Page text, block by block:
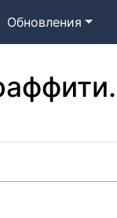
Обновления